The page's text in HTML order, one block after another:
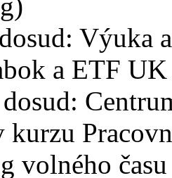
Výuka
a ETF UK
kurzu
volného